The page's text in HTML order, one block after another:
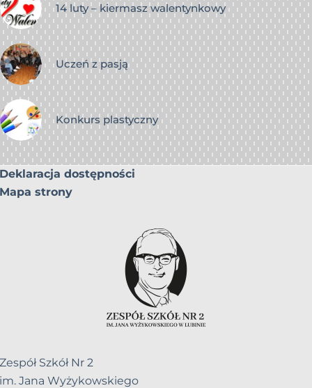
14 luty – kiermasz walentynkowy
Uczeń z pasją
Konkurs plastyczny
Deklaracja dostępności
Mapa strony
Zespół Szkół Nr 2
im. Jana Wyżykowskiego